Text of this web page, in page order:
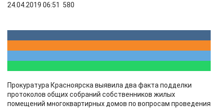
24.04.2019 06:51
580
Прокуратура Красноярска выявила два факта подделки
протоколов общих собраний собственников жилых
помещений многоквартирных домов по вопросам проведения